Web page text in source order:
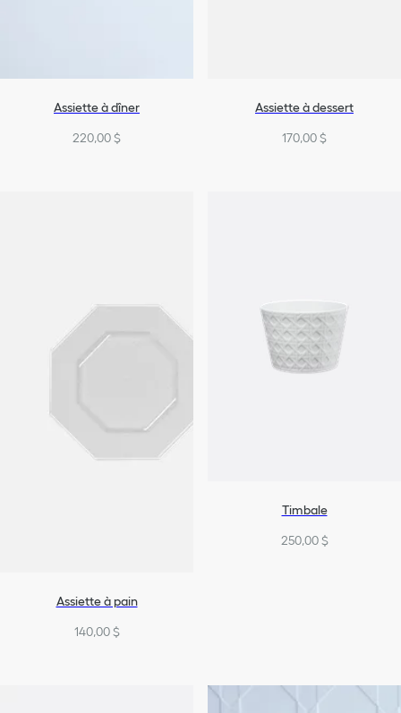
Assiette à dîner
220,00 $
Assiette à dessert
170,00 $
Assiette à pain
140,00 $
Timbale
250,00 $